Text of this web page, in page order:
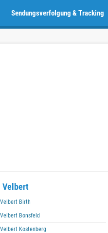
Sendungsverfolgung & Tracking
Velbert
Velbert Birth
Velbert Bonsfeld
Velbert Kostenberg